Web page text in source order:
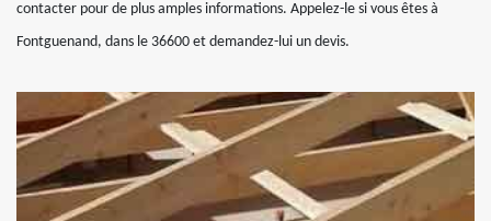
contacter pour de plus amples informations. Appelez-le si vous êtes à
Fontguenand, dans le 36600 et demandez-lui un devis.